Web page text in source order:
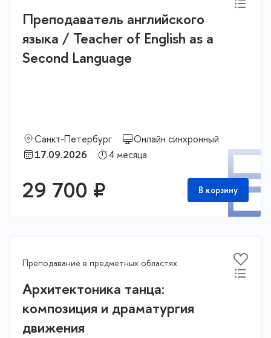
Преподаватель английского
языка / Teacher of English as a
Second Language
Санкт-Петербург
Онлайн синхронный
17.09.2026
4 месяца
29 700 ₽ В корзину
Преподавание в предметных областях
Архитектоника танца:
композиция и драматургия
движения